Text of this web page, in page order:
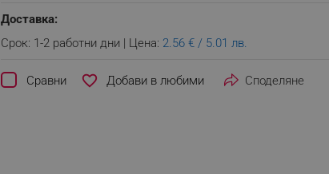
Доставка:
Срок: 1-2 работни дни | Цена: 2.56 € / 5.01 лв.
Сравни favorite_border Споделяне